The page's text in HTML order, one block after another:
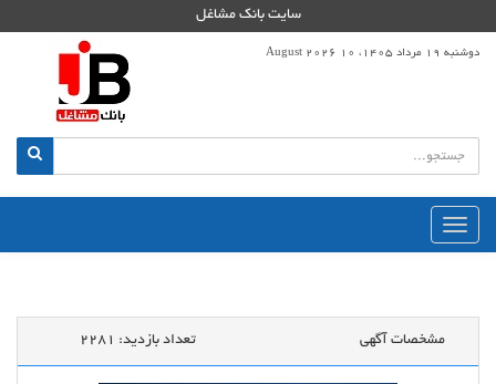
سایت بانک مشاغل
دوشنبه 19 مرداد 1405، 10 August 2026
منوی
اصلی
مشخصات آگهی تعداد بازدید: